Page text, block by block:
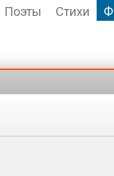
Поэты Стихи